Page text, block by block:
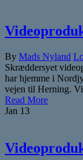
By Mads Nyland
Skræddersyet
har hjemme i
vejen til Herning.
Read More
Jan 13